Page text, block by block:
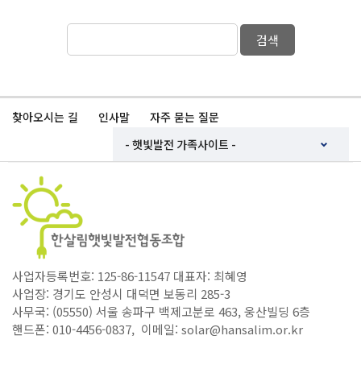
검색
찾아오시는 길 인사말 자주 묻는 질문
사업자등록번호: 125-86-11547 대표자: 최혜영
사업장: 경기도 안성시 대덕면 보동리 285-3
사무국: (05550) 서울 송파구 백제고분로 463, 웅산빌딩 6층
핸드폰: 010-4456-0837, 이메일: solar@hansalim.or.kr